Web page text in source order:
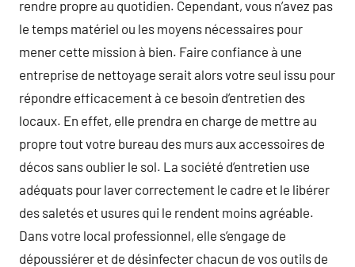
rendre propre au quotidien. Cependant, vous n’avez pas
le temps matériel ou les moyens nécessaires pour
mener cette mission à bien. Faire confiance à une
entreprise de nettoyage serait alors votre seul issu pour
répondre efficacement à ce besoin d’entretien des
locaux. En effet, elle prendra en charge de mettre au
propre tout votre bureau des murs aux accessoires de
décos sans oublier le sol. La société d’entretien use
adéquats pour laver correctement le cadre et le libérer
des saletés et usures qui le rendent moins agréable.
Dans votre local professionnel, elle s’engage de
dépoussiérer et de désinfecter chacun de vos outils de